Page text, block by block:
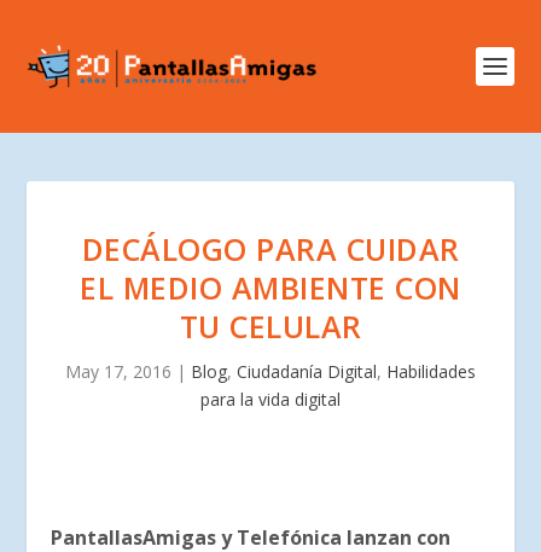
DECÁLOGO PARA CUIDAR
EL MEDIO AMBIENTE CON
TU CELULAR
May 17, 2016 | Blog, Ciudadanía Digital, Habilidades
para la vida digital
PantallasAmigas y Telefónica lanzan con